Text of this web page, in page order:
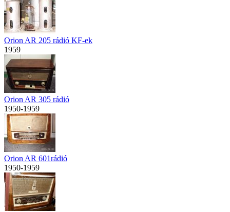
Orion AR 205 rádió KF-ek
1959
Orion AR 305 rádió
1950-1959
Orion AR 601rádió
1950-1959